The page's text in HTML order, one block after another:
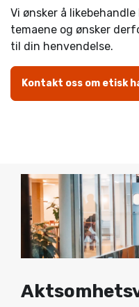
Vi ønsker å
temaene og ønsker
til din henvendelse.
Kontakt oss om etisk